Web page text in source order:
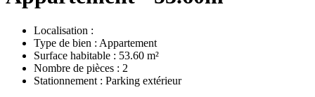
Localisation :
Type de bien : Appartement
Surface habitable : 53.60 m²
Nombre de pièces : 2
Stationnement : Parking extérieur